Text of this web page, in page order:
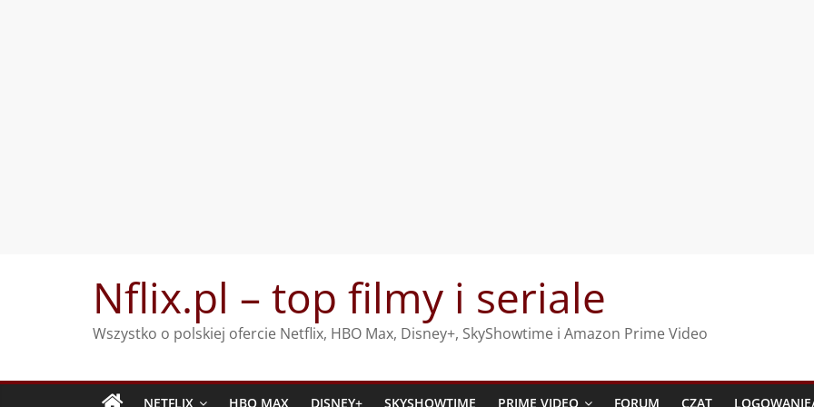
Nflix.pl – top filmy i seriale
Wszystko o polskiej ofercie Netflix, HBO Max, Disney+, SkyShowtime i Amazon Prime Video
NETFLIX HBO MAX DISNEY+ SKYSHOWTIME PRIME VIDEO FORUM CZAT